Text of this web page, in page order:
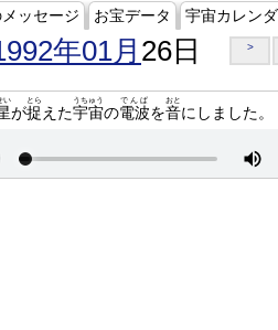
ッセージ お宝データ 宇宙カレン
年01月 26日 >
い
が捉
とら
えた宇宙
うちゅう
の電波
でんぱ
を音
おと
にしました。